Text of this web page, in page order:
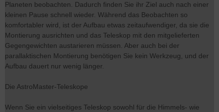
Planeten beobachten. Dadurch finden Sie ihr Ziel auch nach einer
kleinen Pause schnell wieder. Während das Beobachten so
komfortabler wird, ist der Aufbau etwas zeitaufwendiger, da sie die
Montierung ausrichten und das Teleskop mit den mitgelieferten
Gegengewichten austarieren müssen. Aber auch bei der
parallaktischen Montierung benötigen Sie kein Werkzeug, und der
Aufbau dauert nur wenig länger.
Die AstroMaster-Teleskope
Wenn Sie ein vielseitiges Teleskop sowohl für die Himmels- wie